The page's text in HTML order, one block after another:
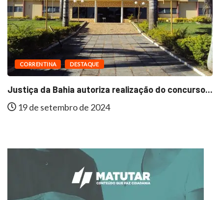
CORRENTINA DESTAQUE
Justiça da Bahia autoriza realização do concurso...
19 de setembro de 2024